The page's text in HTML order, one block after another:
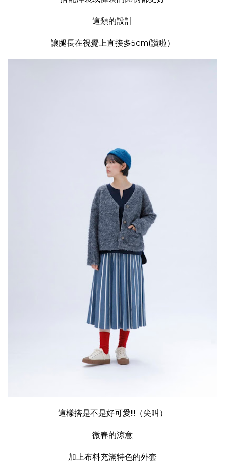
這類的設計
讓腿長在視覺上直接多5cm(讚啦）
這樣搭是不是好可愛!!!（尖叫）
微春的涼意
加上布料充滿特色的外套